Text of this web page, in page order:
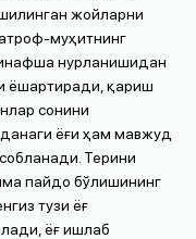
жойларни
муҳитнинг
нурланишидан
ёшартиради, қариш
сонини
ёғи ҳам мавжуд
Терини
пайдо бўлишининг
тузи ёғ
ёғ ишлаб